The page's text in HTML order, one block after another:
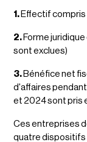
1. Effectif compris
2. Forme
sont exclues)
3. Bénéfice net
d'affaires
et 2024 sont pris
Ces entreprises
quatre dispositifs